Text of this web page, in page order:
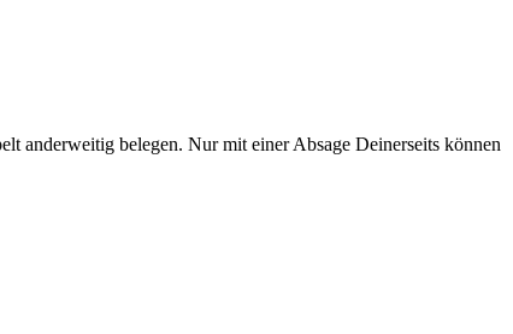
anderweitig belegen. Nur mit einer Absage Deinerseits können